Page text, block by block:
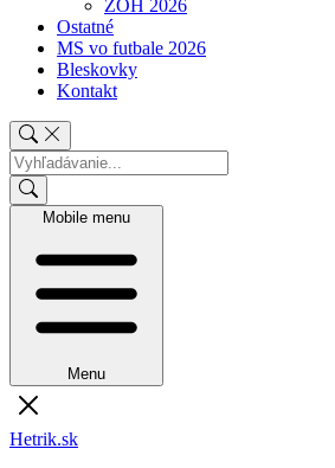
ZOH 2026
Ostatné
MS vo futbale 2026
Bleskovky
Kontakt
Mobile menu
Menu
Hetrik.sk